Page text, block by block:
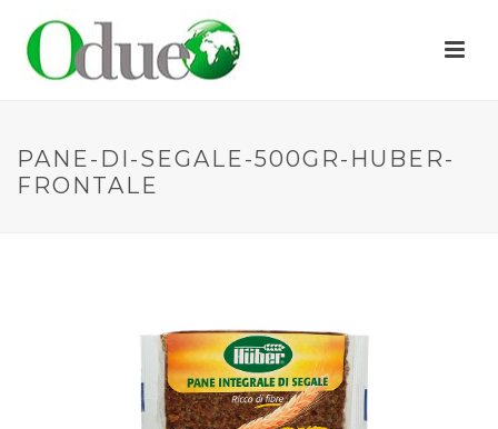
PANE-DI-SEGALE-500GR-HUBER-
FRONTALE